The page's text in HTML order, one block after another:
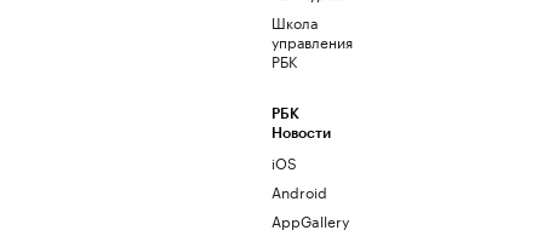
Школа
управления
РБК
РБК
Новости
iOS
Android
AppGallery